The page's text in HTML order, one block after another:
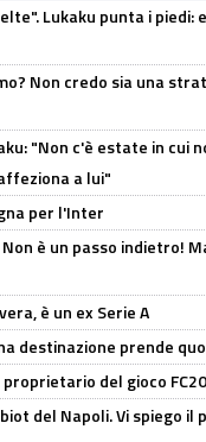
Lukaku punta i piedi:
Non credo sia una
"Non c'è estate in cui
a lui"
per l'Inter
è un passo indietro!
è un ex Serie A
destinazione prende
del gioco
del Napoli. Vi spiego